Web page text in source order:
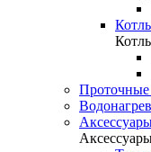
Проточные